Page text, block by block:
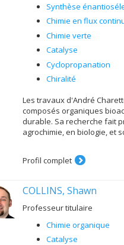
Synthèse
Chimie en flux
Chimie verte
Catalyse
Cyclopropanation
Chiralité
Les travaux d'André
composés organiques
durable. Sa recherche fait
agrochimie, en biologie, et
Profil complet
COLLINS, Shawn
Professeur titulaire
Chimie organique
Catalyse